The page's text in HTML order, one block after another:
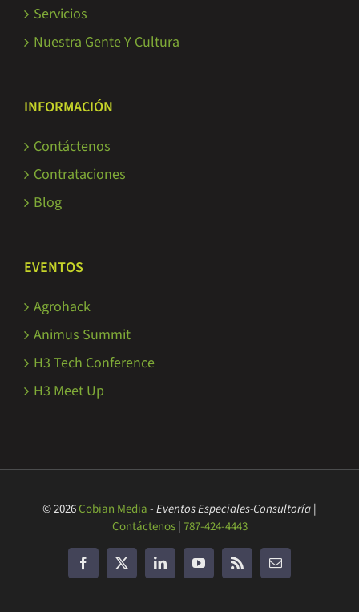
Servicios
Nuestra Gente Y Cultura
INFORMACIÓN
Contáctenos
Contrataciones
Blog
EVENTOS
Agrohack
Animus Summit
H3 Tech Conference
H3 Meet Up
© 2026Cobian Media-Eventos Especiales-Consultoría|
Contáctenos|787-424-4443
FacebookTwitterLinkedInYouTubeRss
Correo
electrónico